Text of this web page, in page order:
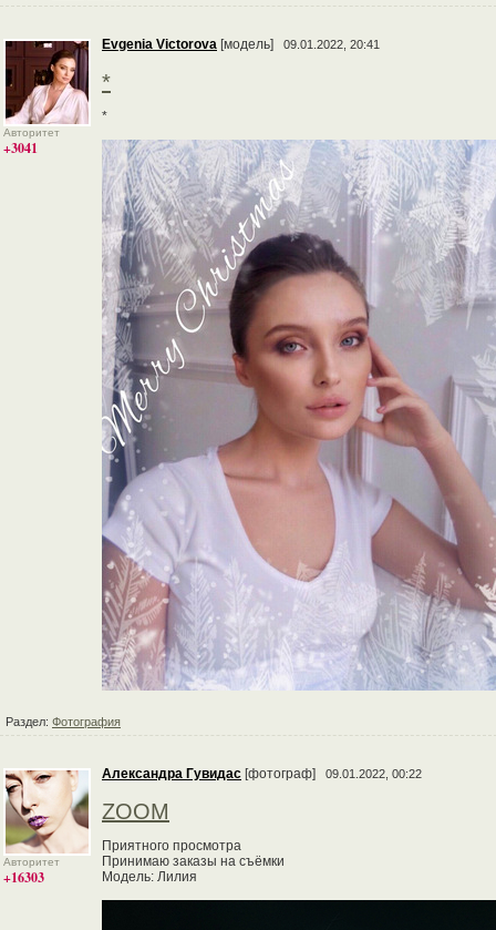
Авторитет
+3041
Evgenia Victorova [модель] 09.01.2022, 20:41
*
*
Раздел: Фотография
Авторитет
+16303
Александра Гувидас [фотограф] 09.01.2022, 00:22
ZOOM
Приятного просмотра
Принимаю заказы на съёмки
Модель: Лилия